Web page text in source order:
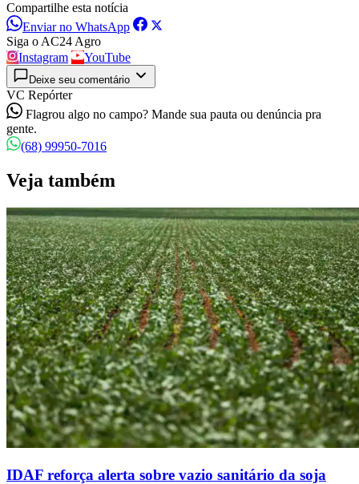
Compartilhe esta notícia
Enviar no WhatsApp
Siga o AC24 Agro
Instagram
YouTube
Deixe seu comentário
VC Repórter
Flagrou algo no campo? Mande sua pauta ou denúncia pra
gente.
(68) 99950-7016
Veja também
IDAF reforça alerta sobre vazio sanitário da soja